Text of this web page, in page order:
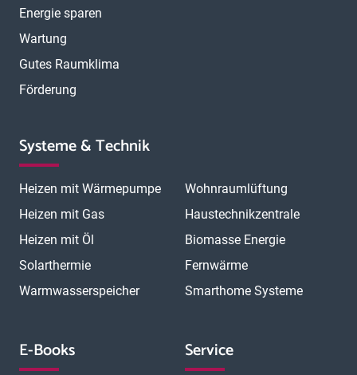
Energie sparen
Wartung
Gutes Raumklima
Förderung
Systeme & Technik
Heizen mit Wärmepumpe
Heizen mit Gas
Heizen mit Öl
Solarthermie
Warmwasserspeicher
Wohnraumlüftung
Haustechnikzentrale
Biomasse Energie
Fernwärme
Smarthome Systeme
E-Books Service